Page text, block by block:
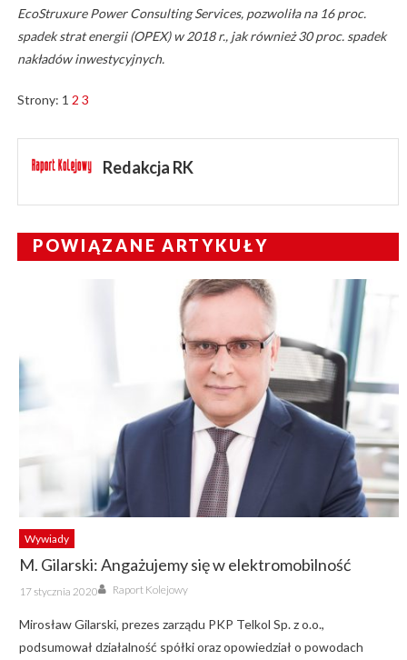
EcoStruxure Power Consulting Services, pozwoliła na 16 proc.
spadek strat energii (OPEX) w 2018 r., jak również 30 proc. spadek
nakładów inwestycyjnych.
Strony: 1 2 3
Redakcja RK
POWIĄZANE ARTYKUŁY
Wywiady
M. Gilarski: Angażujemy się w elektromobilność
Posted
on
17 stycznia 2020 Author
Raport Kolejowy
Mirosław Gilarski, prezes zarządu PKP Telkol Sp. z o.o.,
podsumował działalność spółki oraz opowiedział o powodach